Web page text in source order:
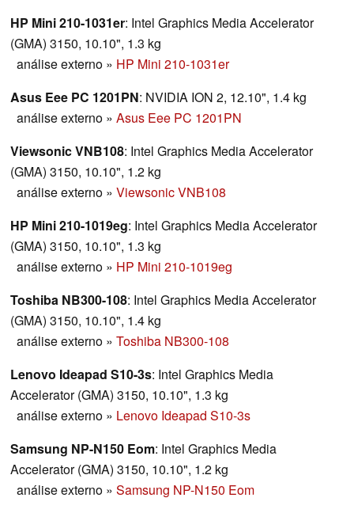
HP Mini 210-1031er: Intel Graphics Media Accelerator
(GMA) 3150, 10.10", 1.3 kg
análise externo » HP Mini 210-1031er
Asus Eee PC 1201PN: NVIDIA ION 2, 12.10", 1.4 kg
análise externo » Asus Eee PC 1201PN
Viewsonic VNB108: Intel Graphics Media Accelerator
(GMA) 3150, 10.10", 1.2 kg
análise externo » Viewsonic VNB108
HP Mini 210-1019eg: Intel Graphics Media Accelerator
(GMA) 3150, 10.10", 1.3 kg
análise externo » HP Mini 210-1019eg
Toshiba NB300-108: Intel Graphics Media Accelerator
(GMA) 3150, 10.10", 1.4 kg
análise externo » Toshiba NB300-108
Lenovo Ideapad S10-3s: Intel Graphics Media
Accelerator (GMA) 3150, 10.10", 1.3 kg
análise externo » Lenovo Ideapad S10-3s
Samsung NP-N150 Eom: Intel Graphics Media
Accelerator (GMA) 3150, 10.10", 1.2 kg
análise externo » Samsung NP-N150 Eom